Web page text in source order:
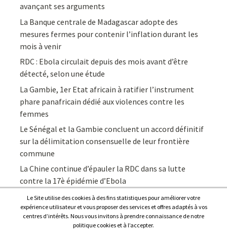
avançant ses arguments
La Banque centrale de Madagascar adopte des
mesures fermes pour contenir l’inflation durant les
mois à venir
RDC : Ebola circulait depuis des mois avant d’être
détecté, selon une étude
La Gambie, 1er Etat africain à ratifier l’instrument
phare panafricain dédié aux violences contre les
femmes
Le Sénégal et la Gambie concluent un accord définitif
sur la délimitation consensuelle de leur frontière
commune
La Chine continue d’épauler la RDC dans sa lutte
contre la 17è épidémie d’Ebola
Le Site utilise des cookies à des fins statistiques pour améliorer votre
expérience utilisateur et vous proposer des services et offres adaptés à vos
centres d’intérêts. Nous vous invitons à prendre connaissance de notre
politique cookies et à l’accepter.